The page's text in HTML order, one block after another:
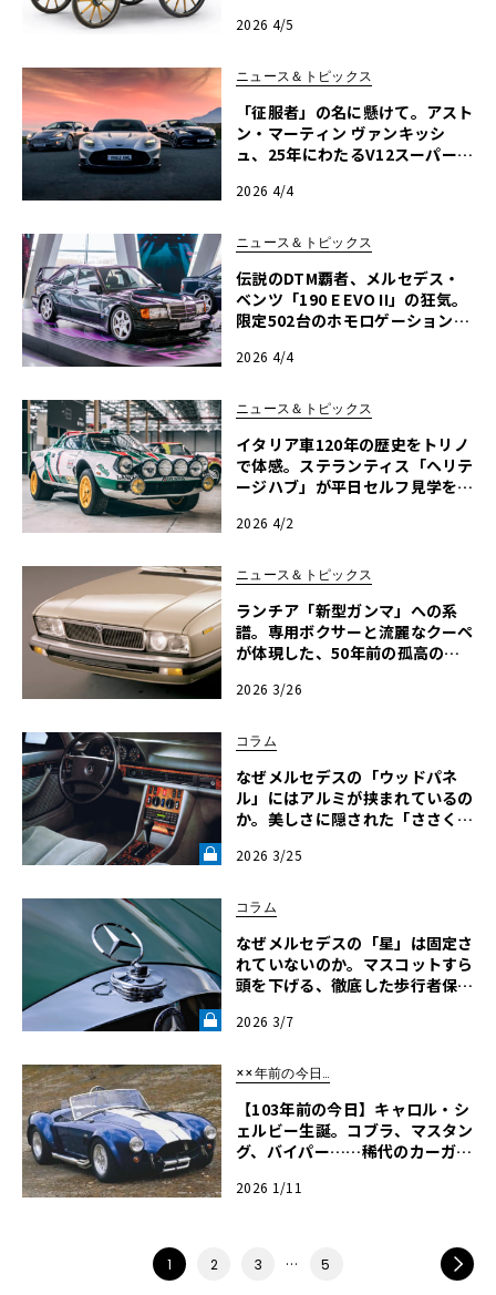
2026 4/5
ニュース＆トピックス
「征服者」の名に懸けて。アスト
ン・マーティン ヴァンキッシ
ュ、25年にわたるV12スーパーG
2026 4/4
ニュース＆トピックス
伝説のDTM覇者、メルセデス・
ベンツ「190 E EVO II」の狂気。
限定502台のホモロゲーションモ
2026 4/4
ニュース＆トピックス
イタリア車120年の歴史をトリノ
で体感。ステランティス「ヘリテ
ージハブ」が平日セルフ見学を解
2026 4/2
ニュース＆トピックス
ランチア「新型ガンマ」への系
譜。専用ボクサーと流麗なクーペ
が体現した、50年前の孤高のエ
2026 3/26
コラム
なぜメルセデスの「ウッドパネ
ル」にはアルミが挟まれているの
か。美しさに隠された「ささく
安全原論 07】《LE VOLANT LA
2026 3/25
コラム
なぜメルセデスの「星」は固定さ
れていないのか。マスコットすら
頭を下げる、徹底した歩行者保護
6】《LE VOLANT LAB》
2026 3/7
××年前の今日…
【103年前の今日】キャロル・シ
ェルビー生誕。コブラ、マスタン
グ、バイパー……稀代のカーガイ
2026 1/11
1 2 3 … 5